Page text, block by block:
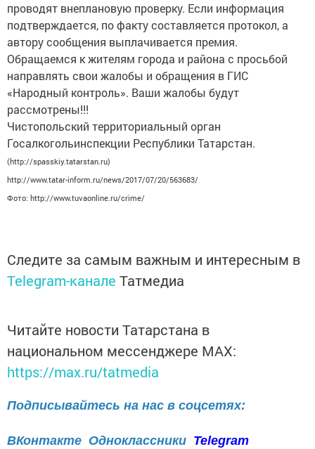
проводят внеплановую проверку. Если информация
подтверждается, по факту составляется протокол, а
автору сообщения выплачивается премия.
Обращаемся к жителям города и района с просьбой
направлять свои жалобы и обращения в ГИС
«Народный контроль». Ваши жалобы будут
рассмотрены!!!
Чистопольский территориальный орган
Госалкогольинспекции Республики Татарстан.
(http://spasskiy.tatarstan.ru)
http://www.tatar-inform.ru/news/2017/07/20/563683/
Фото: http://www.tuvaonline.ru/crime/
Следите за самым важным и интересным в
Telegram-канале Татмедиа
Читайте новости Татарстана в
национальном мессенджере MАХ:
https://max.ru/tatmedia
Подписывайтесь на нас в соцсетях:
ВКонтакте Одноклассники Telegram